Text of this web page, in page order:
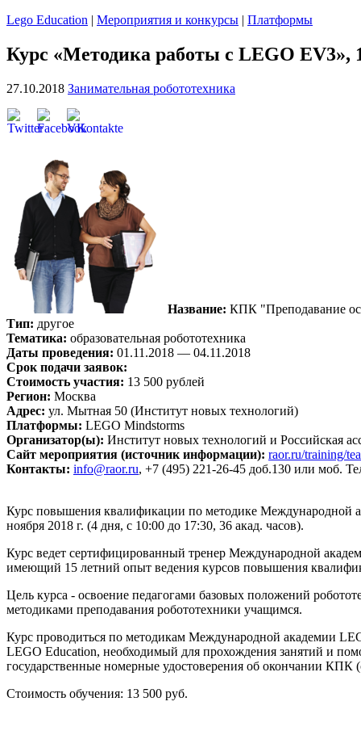
Lego Education | Мероприятия и конкурсы | Платформы
Курс «Методика работы с LEGO EV3»,
27.10.2018 Занимательная робототехника
Название: КПК "Преподавание
Тип: другое
Тематика: образовательная робототехника
Даты проведения: 01.11.2018 — 04.11.2018
Срок подачи заявок:
Стоимость участия: 13 500 рублей
Регион: Москва
Адрес: ул. Мытная 50 (Институт новых технологий)
Платформы: LEGO Mindstorms
Организатор(ы): Институт новых технологий и Российская
Сайт мероприятия (источник информации): raor.ru/training/
Контакты: info@raor.ru, +7 (495) 221-26-45 доб.130 или моб.
Курс повышения квалификации по методике Международной
ноября 2018 г. (4 дня, с 10:00 до 17:30, 36 акад. часов).
Курс ведет сертифицированный тренер Международной
имеющий 15 летний опыт ведения курсов повышения
Цель курса ‑ освоение педагогами базовых положений
методиками преподавания робототехники учащимся.
Курс проводиться по методикам Международной академии
LEGO Education, необходимый для прохождения занятий и
государственные номерные удостоверения об окончании
Стоимость обучения: 13 500 руб.